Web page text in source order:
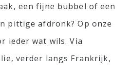
een fijne bubbel of een
pittige afdronk? Op onze
ieder wat wils. Via
verder langs Frankrijk,